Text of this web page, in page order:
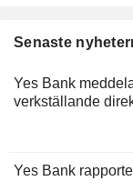
Senaste
Yes Bank
verkställande
Yes Bank